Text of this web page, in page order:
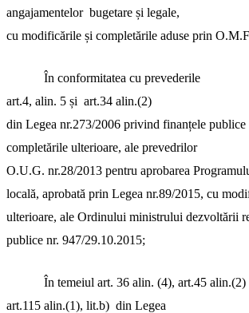
angajamentelor bugetare și legale,
cu modificările și completările aduse prin
În conformitatea cu prevederile
art.4, alin. 5 și art.34 alin.(2)
din Legea nr.273/2006 privind finanțele
completările ulterioare, ale prevedrilor
O.U.G. nr.28/2013 pentru aprobarea
locală, aprobată prin Legea nr.89/2015, cu
ulterioare, ale Ordinului ministrului dezvoltării
publice nr. 947/29.10.2015;
În temeiul art. 36 alin. (4), art.45 alin.(2)
art.115 alin.(1), lit.b) din Legea